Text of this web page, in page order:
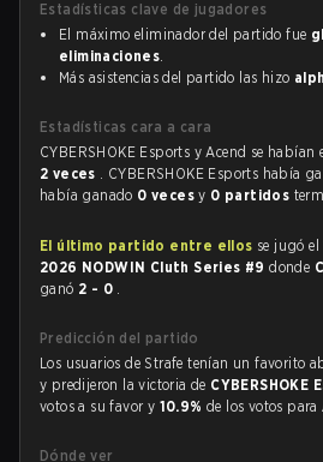
Estadísticas clave de jugadores
El máximo eliminador del partido fue
eliminaciones.
Más asistencias del partido las hizo
Estadísticas cara a cara
CYBERSHOKE Esports y Acend se
2 veces . CYBERSHOKE Esports había
había ganado 0 vecesy 0 partidos
El último partido entre ellos se jugó el
2026 NODWIN Cluth Series #9donde
ganó 2 - 0 .
Predicción del partido
Los usuarios de Strafe tenían un favorito
y predijeron la victoria de CYBERSHOKE
votos a su favor y 10.9%de los votos para
Dónde ver